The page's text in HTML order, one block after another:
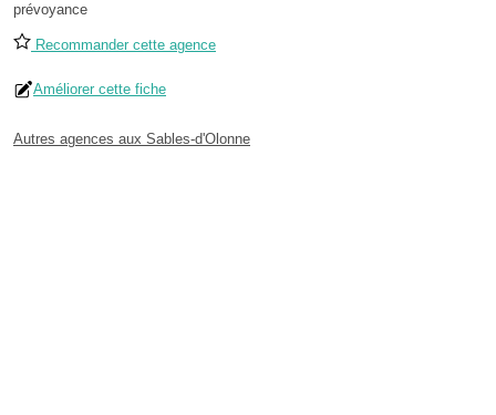
prévoyance
Recommander cette agence
Améliorer cette fiche
Autres agences aux Sables-d'Olonne